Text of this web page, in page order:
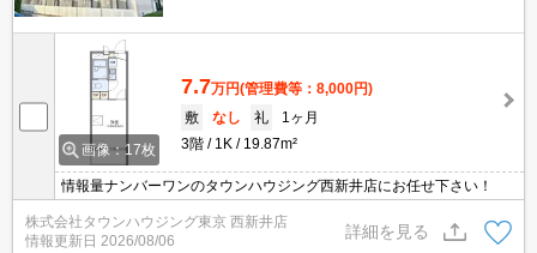
画像：17枚
7.7万円(管理費等：8,000円)
敷
なし 礼
1ヶ月
3階
1K 19.87m²
情報量ナンバーワンのタウンハウジング西新井店にお任せ下さい！
株式会社タウンハウジング東京 西新井店
情報更新日 2026/08/06
詳細を見る